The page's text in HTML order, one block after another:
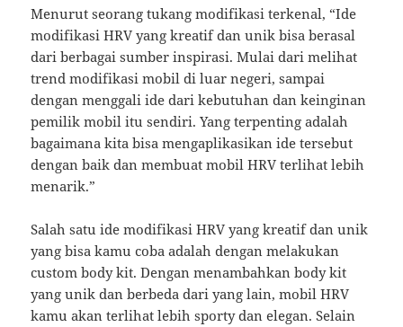
Menurut seorang tukang modifikasi terkenal, “Ide
modifikasi HRV yang kreatif dan unik bisa berasal
dari berbagai sumber inspirasi. Mulai dari melihat
trend modifikasi mobil di luar negeri, sampai
dengan menggali ide dari kebutuhan dan keinginan
pemilik mobil itu sendiri. Yang terpenting adalah
bagaimana kita bisa mengaplikasikan ide tersebut
dengan baik dan membuat mobil HRV terlihat lebih
menarik.”
Salah satu ide modifikasi HRV yang kreatif dan unik
yang bisa kamu coba adalah dengan melakukan
custom body kit. Dengan menambahkan body kit
yang unik dan berbeda dari yang lain, mobil HRV
kamu akan terlihat lebih sporty dan elegan. Selain